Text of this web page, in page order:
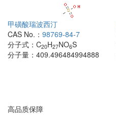
甲磺酸瑞波西汀
CAS No.： 98769-84-7
分子式： C20H27NO6S
分子量： 409.496484994888
高品质保障